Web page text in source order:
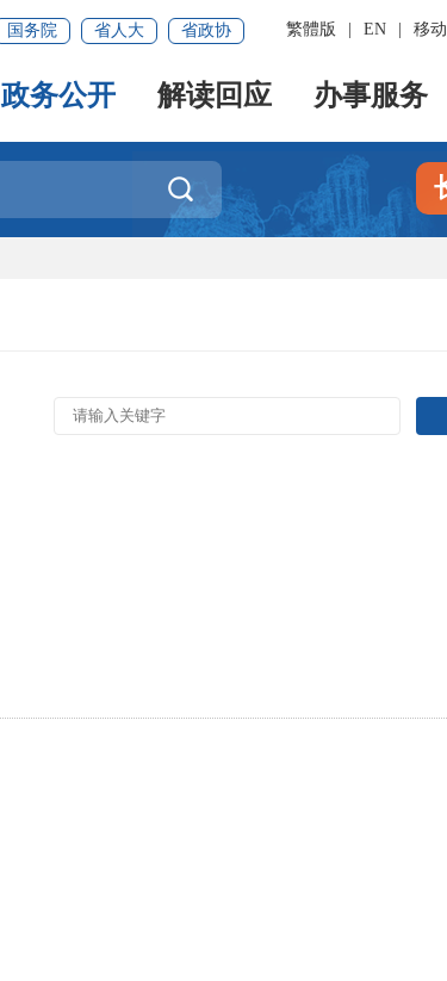
繁體版 EN 移
国务院 省人大 省政协
政务公开 解读回应 办事服务
